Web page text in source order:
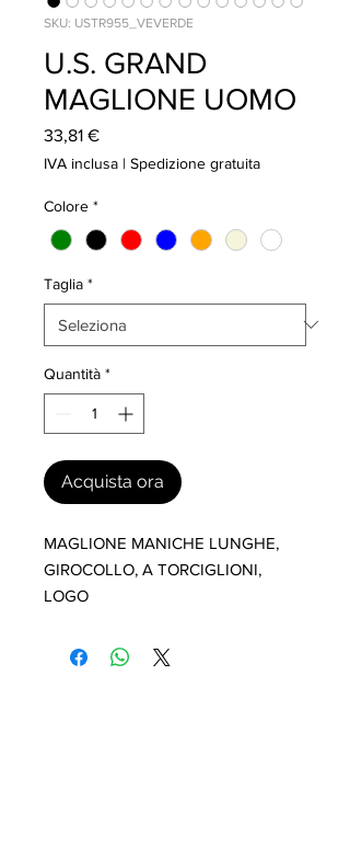
SKU: USTR955_VEVERDE
U.S. GRAND
MAGLIONE UOMO
33,81 €Prezzo
IVA inclusa | Spedizione gratuita
Colore *
Taglia *
Quantità *
Acquista ora
MAGLIONE MANICHE LUNGHE,
GIROCOLLO, A TORCIGLIONI,
LOGO